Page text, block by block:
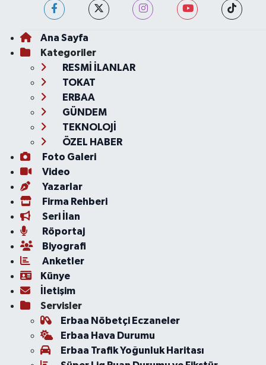
Ana Sayfa
Kategoriler
RESMİ İLANLAR
TOKAT
ERBAA
GÜNDEM
TEKNOLOJİ
ÖZEL HABER
Foto Galeri
Video
Yazarlar
Firma Rehberi
Seri İlan
Röportaj
Biyografi
Anketler
Künye
İletişim
Servisler
Erbaa Nöbetçi Eczaneler
Erbaa Hava Durumu
Erbaa Trafik Yoğunluk Haritası